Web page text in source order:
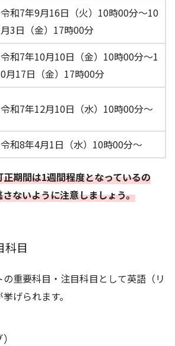
令和7年9月16日（火）10時00分～10
月3日（金）17時00分
令和7年10月10日（金）10時00分～1
0月17日（金）17時00分
令和7年12月10日（水）10時00分～
令和8年4月1日（水）10時00分～
期間は1週間程度となっているの
ないように注意しましょう。
科目
重要科目・注目科目として英語（リ
げられます。